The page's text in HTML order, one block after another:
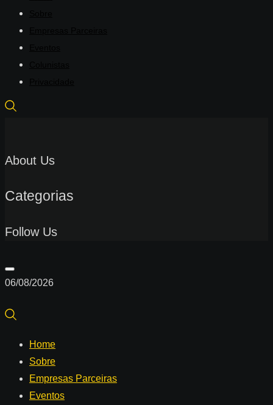
About Us
Categorias
Follow Us
06/08/2026
Home
Sobre
Empresas Parceiras
Eventos